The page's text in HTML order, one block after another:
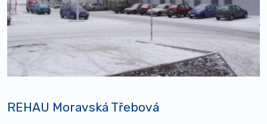
REHAU Moravská Třebová